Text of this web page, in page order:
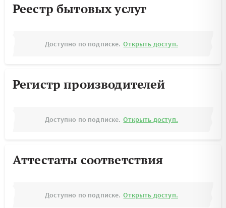
Реестр бытовых услуг
Доступно по подписке. Открыть доступ.
Регистр производителей
Доступно по подписке. Открыть доступ.
Аттестаты соответствия
Доступно по подписке. Открыть доступ.